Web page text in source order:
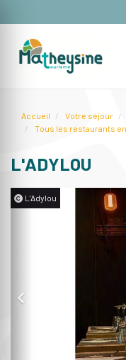
Accueil Votre séjour
Tous les restaurants
L'ADYLOU
L'Adylou